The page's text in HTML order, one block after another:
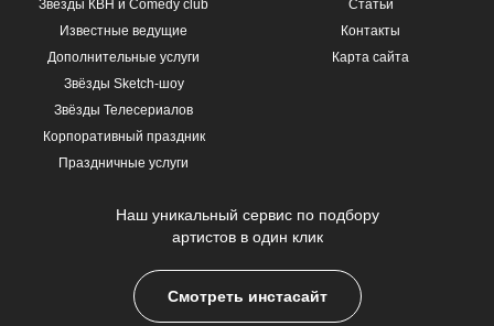
Звёзды КВН и Comedy club
Известные ведущие
Дополнительные услуги
Звёзды Sketch-шоу
Звёзды Телесериалов
Корпоративный праздник
Праздничные услуги
Статьи
Контакты
Карта сайта
Наш уникальный сервис по подбору
артистов в один клик
Смотреть инстасайт